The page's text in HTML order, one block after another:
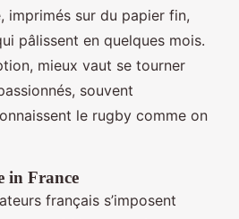
imprimés sur du papier fin,
pâlissent en quelques mois.
mieux vaut se tourner
souvent
le rugby comme on
in France
français s’imposent